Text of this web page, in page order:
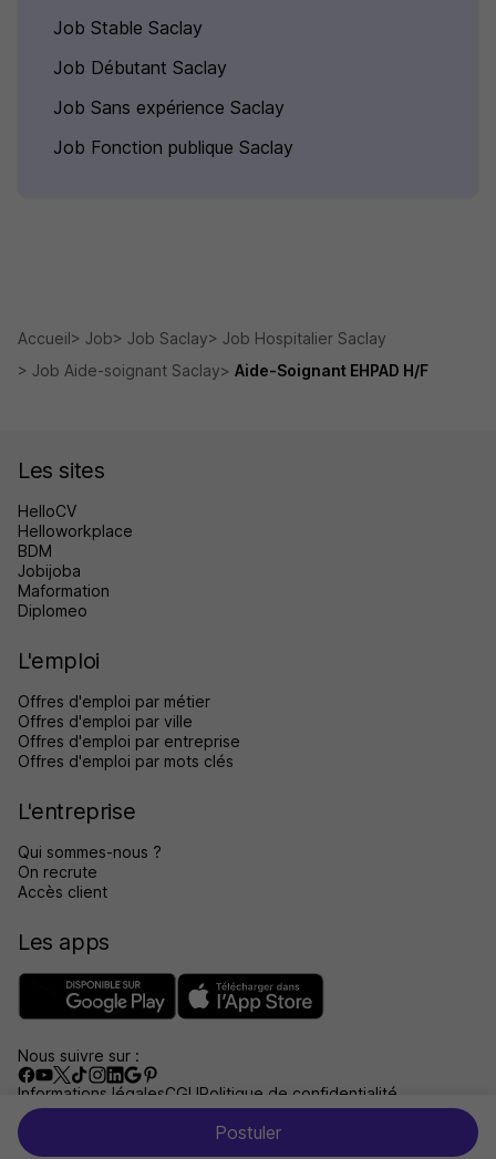
Postuler
Job Stable Saclay
Job Débutant Saclay
Job Sans expérience Saclay
Job Fonction publique Saclay
Accueil Job Job Saclay
Job Hospitalier Saclay
Job Aide-soignant Saclay
Aide-Soignant EHPAD H/F
Les sites
HelloCV
Helloworkplace
BDM
Jobijoba
Maformation
Diplomeo
L'emploi
Offres d'emploi par métier
Offres d'emploi par ville
Offres d'emploi par entreprise
Offres d'emploi par mots clés
L'entreprise
Qui sommes-nous ?
On recrute
Accès client
Les apps
Nous suivre sur :
Informations légalesCGUPolitique de confidentialité
Gérer les traceursAccessibilité : non conforme
Aide et contact